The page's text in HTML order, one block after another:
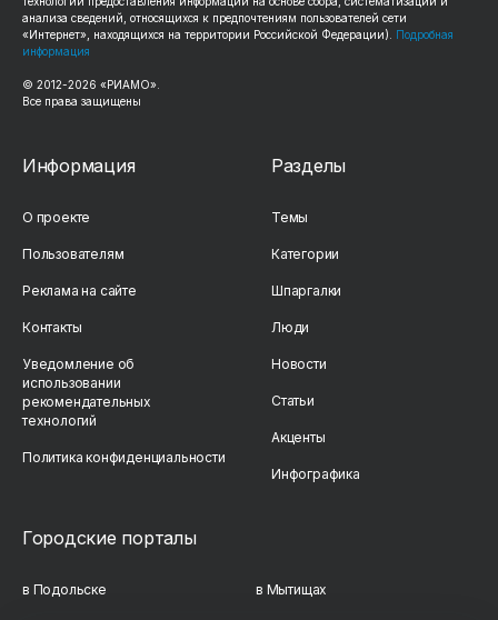
анализа сведений, относящихся к предпочтениям пользователей сети
«Интернет», находящихся на территории Российской Федерации). Подробная
информация
© 2012-2026 «РИАМО».
Все права защищены
Информация
О проекте
Пользователям
Реклама на сайте
Контакты
Уведомление об
использовании
рекомендательных
технологий
Политика конфиденциальности
Разделы
Темы
Категории
Шпаргалки
Люди
Новости
Статьи
Акценты
Инфографика
Городские порталы
в Подольске в Мытищах